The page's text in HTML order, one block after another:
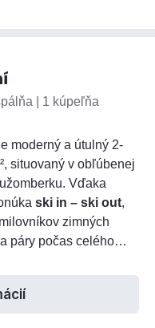
| 1 kúpeľňa
moderný a útulný 2-
situovaný v obľúbenej
Vďaka
ski in – ski out,
zimných
páry počas celého